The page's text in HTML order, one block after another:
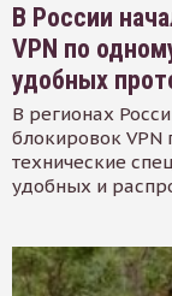
В России
VPN по
удобных
В регионах
блокировок VPN
технические
удобных и